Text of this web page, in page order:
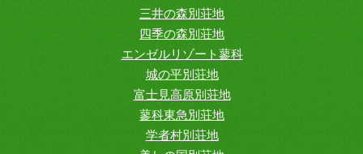
三井の森別荘地
四季の森別荘地
エンゼルリゾート蓼科
城の平別荘地
富士見高原別荘地
蓼科東急別荘地
学者村別荘地